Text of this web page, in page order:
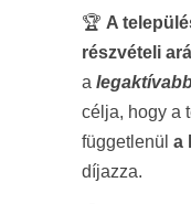
🏆 A
részvételi
a
célja, hogy a
függetlenül a
díjazza.